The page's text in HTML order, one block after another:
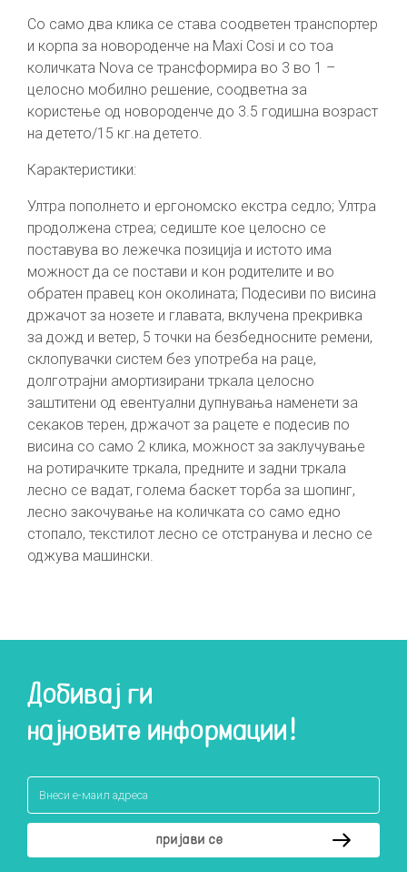
Со само два клика се става соодветен транспортер
и корпа за новороденче на Maxi Cosi и со тоа
количката Nova се трансформира во 3 во 1 –
целосно мобилно решение, соодветна за
користење од новороденче до 3.5 годишна возраст
на детето/15 кг.на детето.
Карактеристики:
Ултра пополнето и ергономско екстра седло; Ултра
продолжена стреа; седиште кое целосно се
поставува во лежечка позиција и истото има
можност да се постави и кон родителите и во
обратен правец кон околината; Подесиви по висина
држачот за нозете и главата, вклучена прекривка
за дожд и ветер, 5 точки на безбедносните ремени,
склопувачки систем без употреба на раце,
долготрајни амортизирани тркала целосно
заштитени од евентуални дупнувања наменети за
секаков терен, држачот за рацете е подесив по
висина со само 2 клика, можност за заклучување
на ротирачките тркала, предните и задни тркала
лесно се вадат, голема баскет торба за шопинг,
лесно закочување на количката со само едно
стопало, текстилот лесно се отстранува и лесно се
оджува машински.
Добивај ги
најновите информации!